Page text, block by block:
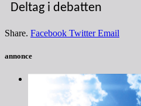
Deltag i debatten
Share. Facebook Twitter Email
annonce